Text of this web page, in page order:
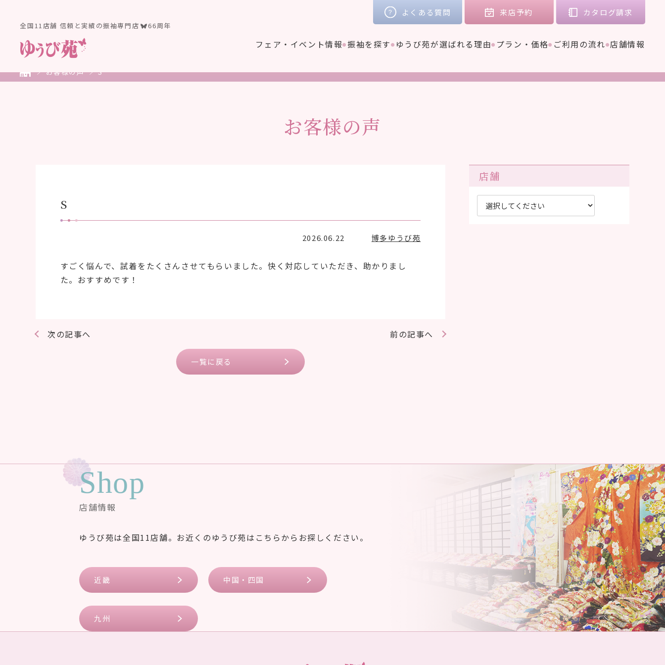
全国11店舗 信頼と実績の振袖専門店 66周年
フェア・イベント情報 振袖を探す ゆうび苑が選ばれる理由 プラン・価格 ご利用の流れ 店舗情報
よくある質問 来店予約 カタログ請求
お客様の声 S
お客様の声
S
2026.06.22 博多ゆうび苑
すごく悩んで、試着をたくさんさせてもらいました。快く対応していただき、助かりまし
た。おすすめです！
前の記事へ
次の記事へ
一覧に戻る
店舗
Shop
店舗情報
ゆうび苑は全国11店舗。お近くのゆうび苑はこちらからお探しください。
近畿 中国・四国
九州